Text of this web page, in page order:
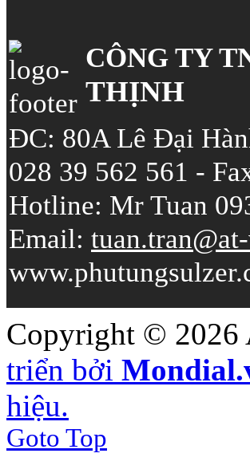
CÔNG TY
THỊNH
ĐC: 80A Lê Đại
028 39 562 561 -
Hotline: Mr Tuan
Email:
Copyright © 2026
triển bởi
hiệu.
Goto Top